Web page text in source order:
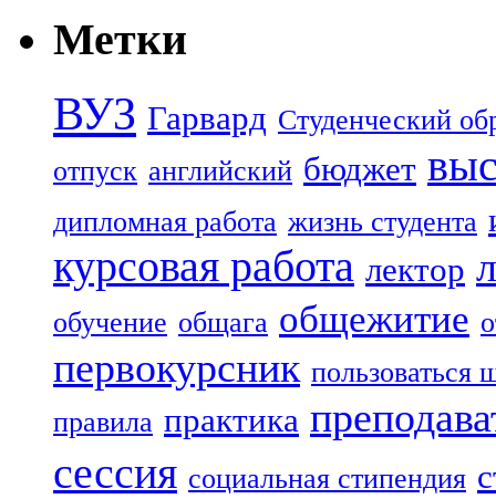
Метки
ВУЗ Гарвард Студенческий
отпуск английский бюджет
дипломная работа жизнь студента
курсовая работа лектор
обучение общага общежитие
первокурсник пользоваться
правила практика
сессия социальная стипендия